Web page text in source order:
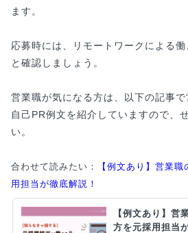
ます。
応募時には、リモートワークによる
と確認しましょう。
営業職が気になる方は、以下の記事
自己PR例文を紹介していますので、
い。
合わせて読みたい：
【例文あり】営業
用担当が徹底解説！
【例文あり】営
方を元採用担当